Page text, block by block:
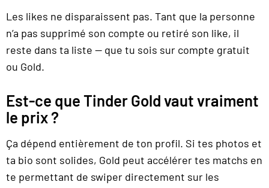
Les likes ne disparaissent pas. Tant que la personne
n’a pas supprimé son compte ou retiré son like, il
reste dans ta liste — que tu sois sur compte gratuit
ou Gold.
Est-ce que Tinder Gold vaut vraiment
le prix ?
Ça dépend entièrement de ton profil. Si tes photos et
ta bio sont solides, Gold peut accélérer tes matchs en
te permettant de swiper directement sur les